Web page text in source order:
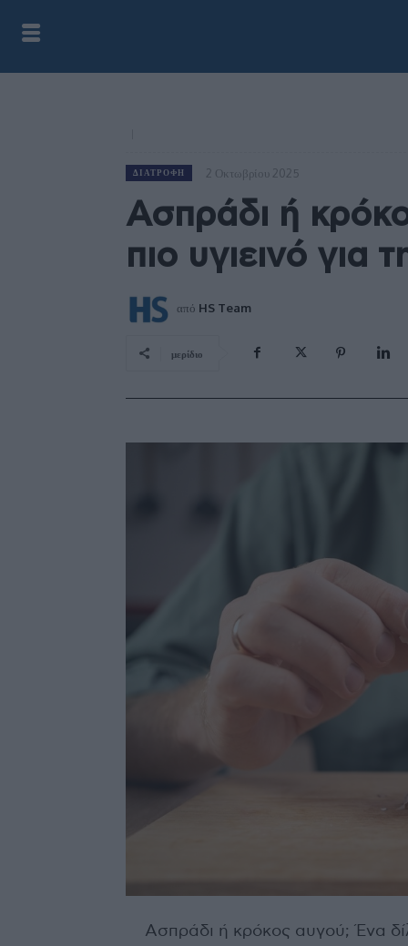
ΔΙΑΤΡΟΦΉ 2 Οκτωβρίου 2025
Ασπράδι ή
πιο υγιεινό για
από HS Team
μερίδιο
Ασπράδι ή κρόκος αυγού; Ένα